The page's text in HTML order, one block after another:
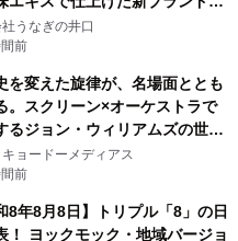
の誉」誕生
うなぎの井口
前
を変えた旋律が、名場面ととも
。スクリーン×オーケストラで
るジョン・ウィリアムズの世
ョン・ウィリアムズ：シネマ・
タキュラー・コンサート 開催決
キョードーメディアス
前
8年8月8日】トリプル「8」の日
！ ヨックモック・地域バージョ